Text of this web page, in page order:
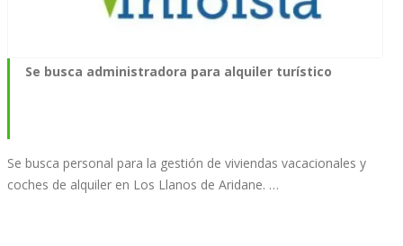
Se busca administradora para alquiler turístico
Se busca personal para la gestión de viviendas vacacionales y
coches de alquiler en Los Llanos de Aridane. …